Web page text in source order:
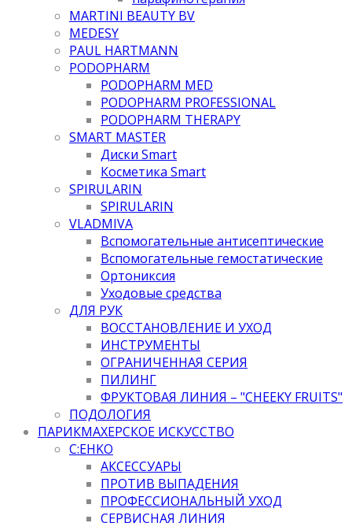
MARTINI BEAUTY BV
MEDESY
PAUL HARTMANN
PODOPHARM
PODOPHARM MED
PODOPHARM PROFESSIONAL
PODOPHARM THERAPY
SMART MASTER
Диски Smart
Косметика Smart
SPIRULARIN
SPIRULARIN
VLADMIVA
Вспомогательные антисептические
Вспомогательные гемостатические
Ортониксия
Уходовые средства
ДЛЯ РУК
ВОССТАНОВЛЕНИЕ И УХОД
ИНСТРУМЕНТЫ
ОГРАНИЧЕННАЯ СЕРИЯ
ПИЛИНГ
ФРУКТОВАЯ ЛИНИЯ – "CHEEKY FRUITS"
ПОДОЛОГИЯ
ПАРИКМАХЕРСКОЕ ИСКУССТВО
C:EHKO
АКСЕССУАРЫ
ПРОТИВ ВЫПАДЕНИЯ
ПРОФЕССИОНАЛЬНЫЙ УХОД
СЕРВИСНАЯ ЛИНИЯ